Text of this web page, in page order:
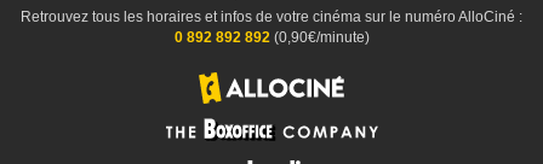
Retrouvez tous les horaires et infos de votre cinéma sur le numéro AlloCiné :
0 892 892 892(0,90€/minute)